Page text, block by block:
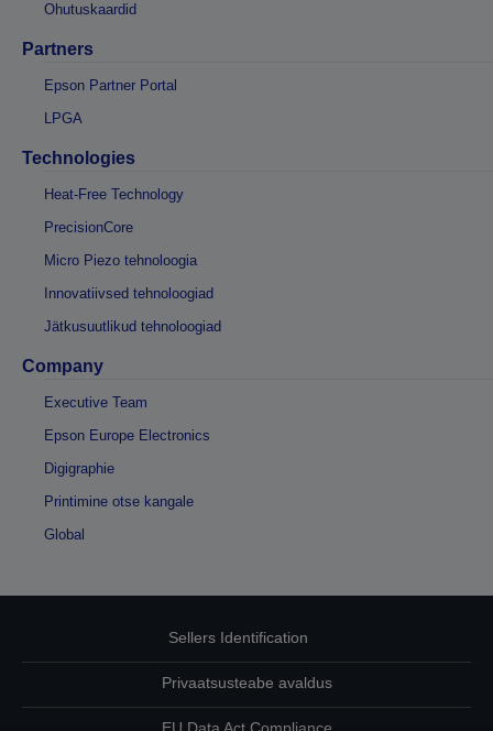
Ohutuskaardid
Partners
Epson Partner Portal
LPGA
Technologies
Heat-Free Technology
PrecisionCore
Micro Piezo tehnoloogia
Innovatiivsed tehnoloogiad
Jätkusuutlikud tehnoloogiad
Company
Executive Team
Epson Europe Electronics
Digigraphie
Printimine otse kangale
Global
Sellers Identification
Privaatsusteabe avaldus